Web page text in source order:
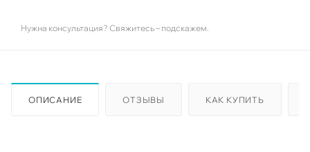
Нужна консультация? Свяжитесь – подскажем.
ОПИСАНИЕ ОТЗЫВЫ КАК КУПИТЬ